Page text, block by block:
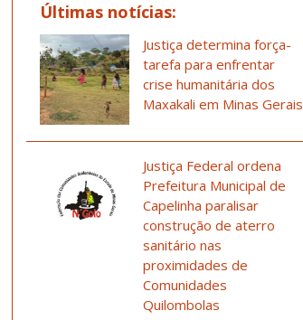
Últimas notícias:
Justiça determina força-
tarefa para enfrentar
crise humanitária dos
Maxakali em Minas Gerais
Justiça Federal ordena
Prefeitura Municipal de
Capelinha paralisar
construção de aterro
sanitário nas
proximidades de
Comunidades
Quilombolas